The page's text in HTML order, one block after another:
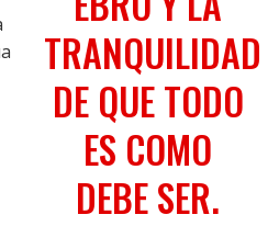
TRANQUILIDAD
DE QUE TODO
ES COMO
DEBE SER.